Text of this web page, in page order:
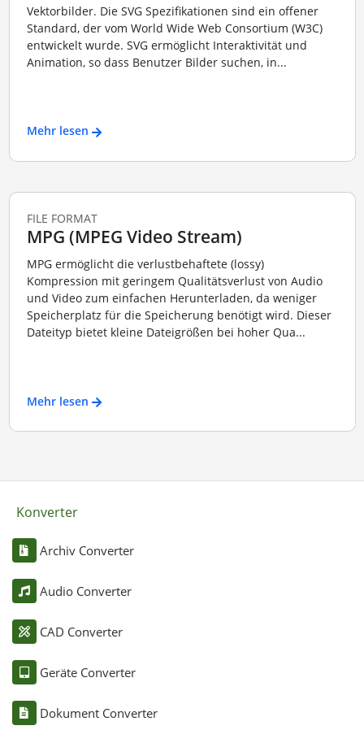
Vektorbilder. Die SVG Spezifikationen sind ein offener
Standard, der vom World Wide Web Consortium (W3C)
entwickelt wurde. SVG ermöglicht Interaktivität und
Animation, so dass Benutzer Bilder suchen, in...
Mehr lesen
FILE FORMAT
MPG (MPEG Video Stream)
MPG ermöglicht die verlustbehaftete (lossy)
Kompression mit geringem Qualitätsverlust von Audio
und Video zum einfachen Herunterladen, da weniger
Speicherplatz für die Speicherung benötigt wird. Dieser
Dateityp bietet kleine Dateigrößen bei hoher Qua...
Mehr lesen
Konverter
Archiv Converter
Audio Converter
CAD Converter
Geräte Converter
Dokument Converter